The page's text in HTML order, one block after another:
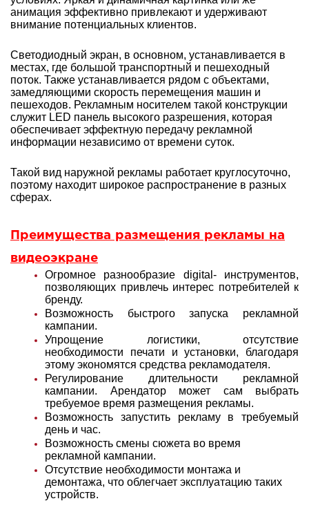
анимация эффективно привлекают и удерживают
внимание потенциальных клиентов.
Светодиодный экран, в основном, устанавливается в
местах, где большой транспортный и пешеходный
поток. Также устанавливается рядом с объектами,
замедляющими скорость перемещения машин и
пешеходов. Рекламным носителем такой конструкции
служит LED панель высокого разрешения, которая
обеспечивает эффектную передачу рекламной
информации независимо от времени суток.
Такой вид наружной рекламы работает круглосуточно,
поэтому находит широкое распространение в разных
сферах.
Преимущества размещения рекламы на
видеоэкране
Огромное разнообразие digital- инструментов,
позволяющих привлечь интерес потребителей к
бренду.
Возможность быстрого запуска рекламной
кампании.
Упрощение логистики, отсутствие
необходимости печати и установки, благодаря
этому экономятся средства рекламодателя.
Регулирование длительности рекламной
кампании. Арендатор может сам выбрать
требуемое время размещения рекламы.
Возможность запустить рекламу в требуемый
день и час.
Возможность смены сюжета во время
рекламной кампании.
Отсутствие необходимости монтажа и
демонтажа, что облегчает эксплуатацию таких
устройств.